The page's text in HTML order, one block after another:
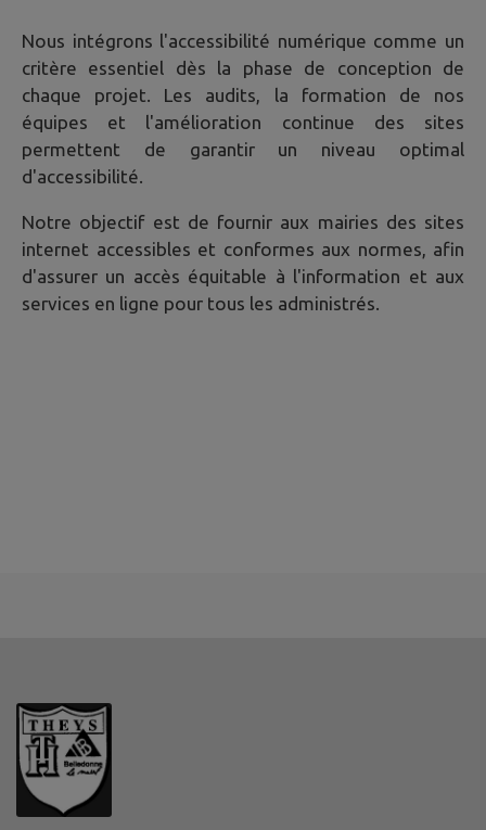
Nous intégrons l'accessibilité numérique comme un
critère essentiel dès la phase de conception de
chaque projet. Les audits, la formation de nos
équipes et l'amélioration continue des sites
permettent de garantir un niveau optimal
d'accessibilité.
Notre objectif est de fournir aux mairies des sites
internet accessibles et conformes aux normes, afin
d'assurer un accès équitable à l'information et aux
services en ligne pour tous les administrés.